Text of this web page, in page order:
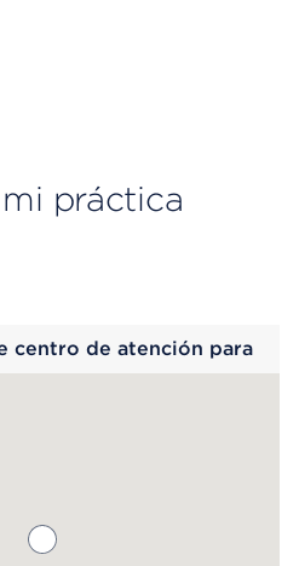
práctica
centro de atención para